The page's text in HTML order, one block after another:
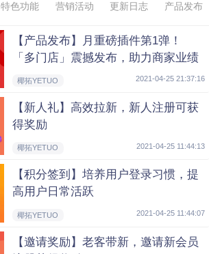
特色功能 营销活动 更新日志 产品发布
【产品发布】月重磅插件第1弹！
「多门店」震撼发布，助力商家业绩
轻松翻倍！
椰拓YETUO 2021-04-25 21:37:16
【新人礼】高效拉新，新人注册可获
得奖励
椰拓YETUO 2021-04-25 11:44:13
【积分签到】培养用户登录习惯，提
高用户日常活跃
椰拓YETUO 2021-04-25 11:44:07
【邀请奖励】老客带新，邀请新会员